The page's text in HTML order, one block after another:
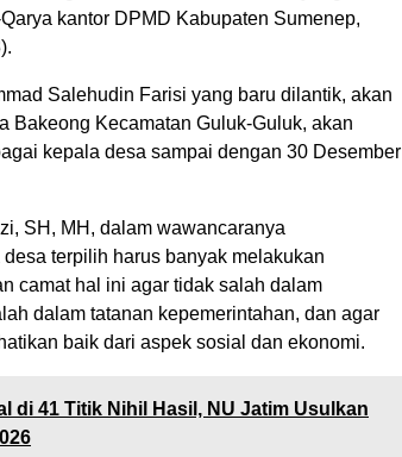
kantor DPMD Kabupaten Sumenep,
Salehudin Farisi yang baru dilantik, akan
Bakeong Kecamatan Guluk-Guluk, akan
kepala desa sampai dengan 30 Desember
SH, MH, dalam wawancaranya
terpilih harus banyak melakukan
camat hal ini agar tidak salah dalam
dalam tatanan kepemerintahan, dan agar
baik dari aspek sosial dan ekonomi.
di 41 Titik Nihil Hasil, NU Jatim Usulkan